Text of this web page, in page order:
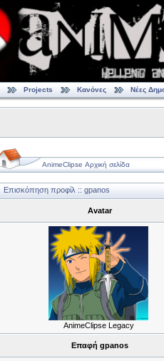
Projects Κανόνες Νέες
AnimeClipse Αρχική σελίδα
Επισκόπηση προφίλ :: gpanos
Avatar
AnimeClipse Legacy
Επαφή gpanos